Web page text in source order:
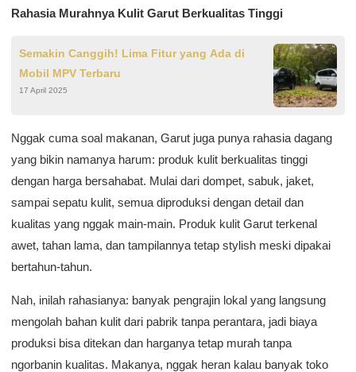
Rahasia Murahnya Kulit Garut Berkualitas Tinggi
Semakin Canggih! Lima Fitur yang Ada di
Mobil MPV Terbaru
17 April 2025
Nggak cuma soal makanan, Garut juga punya rahasia dagang
yang bikin namanya harum: produk kulit berkualitas tinggi
dengan harga bersahabat. Mulai dari dompet, sabuk, jaket,
sampai sepatu kulit, semua diproduksi dengan detail dan
kualitas yang nggak main-main. Produk kulit Garut terkenal
awet, tahan lama, dan tampilannya tetap stylish meski dipakai
bertahun-tahun.
Nah, inilah rahasianya: banyak pengrajin lokal yang langsung
mengolah bahan kulit dari pabrik tanpa perantara, jadi biaya
produksi bisa ditekan dan harganya tetap murah tanpa
ngorbanin kualitas. Makanya, nggak heran kalau banyak toko